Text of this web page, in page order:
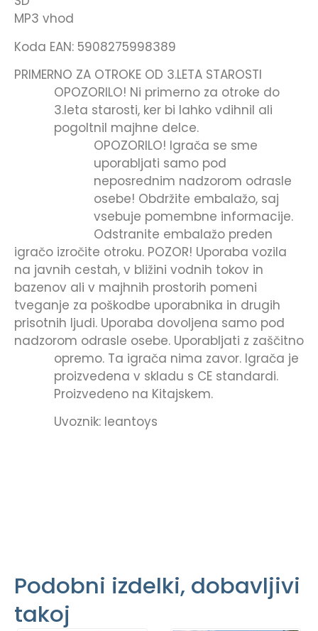
MP3 vhod
Koda EAN: 5908275998389
PRIMERNO ZA OTROKE OD 3.LETA STAROSTI
OPOZORILO! Ni primerno za otroke do
3.leta starosti, ker bi lahko vdihnil ali
pogoltnil majhne delce.
OPOZORILO! Igrača se sme
uporabljati samo pod
neposrednim nadzorom odrasle
osebe! Obdržite embalažo, saj
vsebuje pomembne informacije.
Odstranite embalažo preden
igračo izročite otroku. POZOR! Uporaba vozila
na javnih cestah, v bližini vodnih tokov in
bazenov ali v majhnih prostorih pomeni
tveganje za poškodbe uporabnika in drugih
prisotnih ljudi. Uporaba dovoljena samo pod
nadzorom odrasle osebe. Uporabljati z zaščitno
opremo. Ta igrača nima zavor. Igrača je
proizvedena v skladu s CE standardi.
Proizvedeno na Kitajskem.
Uvoznik: leantoys
Podobni izdelki, dobavljivi
takoj